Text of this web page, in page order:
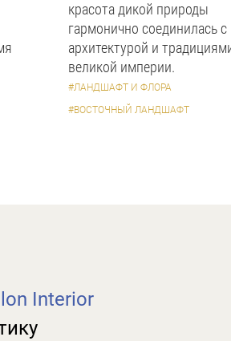
красота дикой природы
гармонично соединилась с
архитектурой и
великой империи.
#ЛАНДШАФТ И ФЛОРА
#ВОСТОЧНЫЙ ЛАНДШАФТ
Interior